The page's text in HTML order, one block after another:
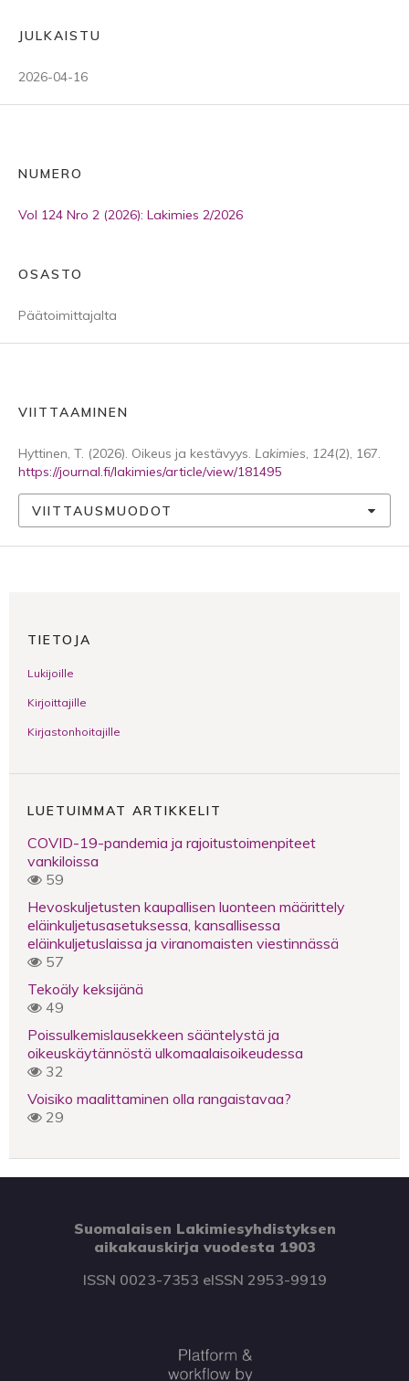
JULKAISTU
2026-04-16
NUMERO
Vol 124 Nro 2 (2026): Lakimies 2/2026
OSASTO
Päätoimittajalta
VIITTAAMINEN
Hyttinen, T. (2026). Oikeus ja kestävyys. Lakimies, 124(2), 167.
https://journal.fi/lakimies/article/view/181495
VIITTAUSMUODOT
TIETOJA
Lukijoille
Kirjoittajille
Kirjastonhoitajille
LUETUIMMAT ARTIKKELIT
COVID-19-pandemia ja rajoitustoimenpiteet
vankiloissa
59
Hevoskuljetusten kaupallisen luonteen määrittely
eläinkuljetusasetuksessa, kansallisessa
eläinkuljetuslaissa ja viranomaisten viestinnässä
57
Tekoäly keksijänä
49
Poissulkemislausekkeen sääntelystä ja
oikeuskäytännöstä ulkomaalaisoikeudessa
32
Voisiko maalittaminen olla rangaistavaa?
29
Suomalaisen Lakimiesyhdistyksen
aikakauskirja vuodesta 1903
ISSN 0023-7353 eISSN 2953-9919